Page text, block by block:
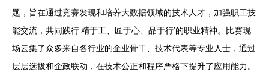
题，旨在通过竞赛发现和培养大数据领域的技术人才，加强职工技
能交流，共同践行‘精于工、匠于心、品于行’的职业精神。比赛现
场云集了众多来自各行业的企业骨干、技术代表等专业人士，通过
层层选拔和企政联动，在技术公正和程序严格下提升了应用能力。